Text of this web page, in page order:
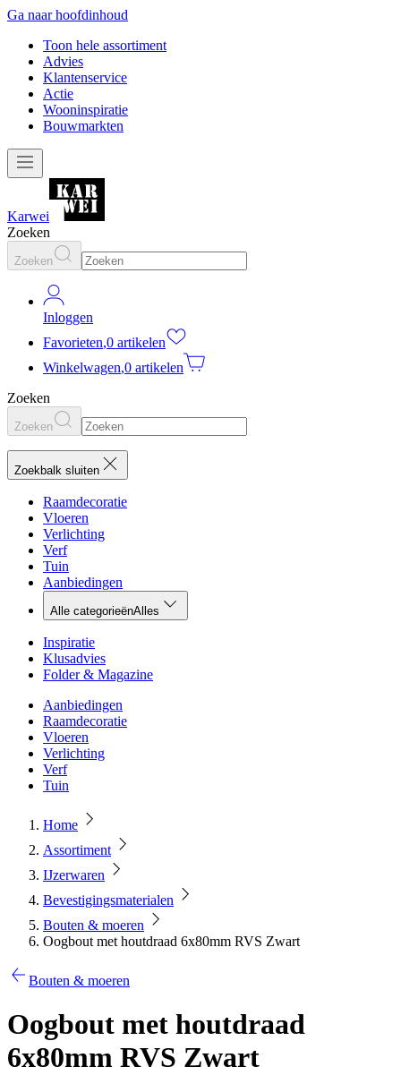
Ga naar hoofdinhoud
Toon hele assortiment
Advies
Klantenservice
Actie
Wooninspiratie
Bouwmarkten
Karwei
Zoeken
Zoeken
Inloggen
Favorieten,0 artikelen
Winkelwagen,0 artikelen
Zoeken
Zoeken
Zoekbalk sluiten
Raamdecoratie
Vloeren
Verlichting
Verf
Tuin
Aanbiedingen
Alle categorieënAlles
Inspiratie
Klusadvies
Folder & Magazine
Aanbiedingen
Raamdecoratie
Vloeren
Verlichting
Verf
Tuin
Home
Assortiment
IJzerwaren
Bevestigingsmaterialen
Bouten & moeren
Oogbout met houtdraad 6x80mm RVS Zwart
Bouten & moeren
Oogbout met houtdraad
6x80mm RVS Zwart